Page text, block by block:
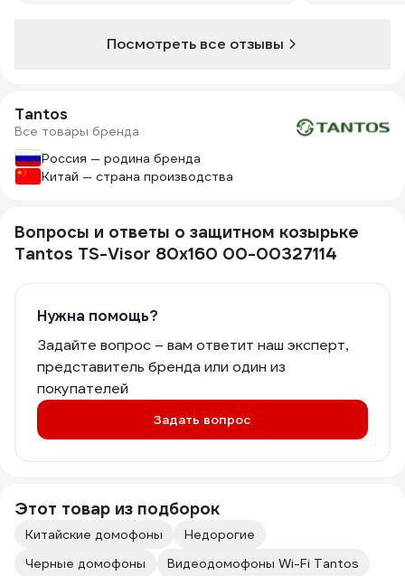
Посмотреть все отзывы
Tantos
Все товары бренда
Россия — родина бренда
Китай — страна производства
Вопросы и ответы о защитном козырьке
Tantos TS-Visor 80x160 00-00327114
Нужна помощь?
Задайте вопрос – вам ответит наш эксперт,
представитель бренда или один из
покупателей
Задать вопрос
Этот товар из подборок
Китайские домофоны
Недорогие
Черные домофоны
Видеодомофоны Wi-Fi Tantos